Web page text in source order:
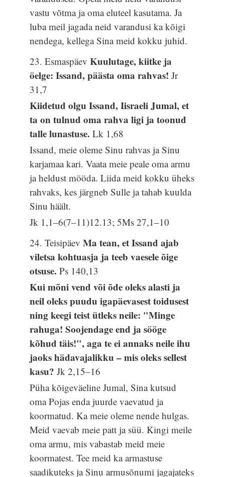
vastu võtma ja oma eluteel kasutama. Ja
luba meil jagada neid varandusi ka kõigi
nendega, kellega Sina meid kokku juhid.
23. EsmaspäevKuulutage, kiitke ja
öelge: Issand, päästa oma rahvas!Jr
31,7
Kiidetud olgu Issand, Iisraeli Jumal, et
ta on tulnud oma rahva ligi ja toonud
talle lunastuse.Lk 1,68
Issand, meie oleme Sinu rahvas ja Sinu
karjamaa kari. Vaata meie peale oma armu
ja heldust mööda. Liida meid kokku üheks
rahvaks, kes järgneb Sulle ja tahab kuulda
Sinu häält.
Jk 1,1–6(7–11)12.13; 5Ms 27,1–10
24. TeisipäevMa tean, et Issand ajab
viletsa kohtuasja ja teeb vaesele õige
otsuse.Ps 140,13
Kui mõni vend või õde oleks alasti ja
neil oleks puudu igapäevasest toidusest
ning keegi teist ütleks neile: "Minge
rahuga! Soojendage end ja sööge
kõhud täis!", aga te ei annaks neile ihu
jaoks hädavajalikku – mis oleks sellest
kasu?Jk 2,15–16
Püha kõigeväeline Jumal, Sina kutsud
oma Pojas enda juurde vaevatud ja
koormatud. Ka meie oleme nende hulgas.
Meid vaevab meie patt ja süü. Kingi meile
oma armu, mis vabastab meid meie
koormatest. Tee meid ka armastuse
saadikuteks ja Sinu armusõnumi jagajateks